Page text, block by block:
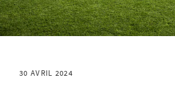
30 AVRIL 2024